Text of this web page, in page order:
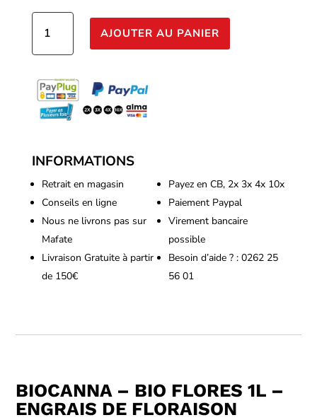
quantité
Biocanna
Bio
Flores
1L
AJOUTER AU PANIER
INFORMATIONS
Retrait en magasin
Conseils en ligne
Nous ne livrons pas sur
Mafate
Livraison Gratuite à partir
de 150€
Payez en CB, 2x 3x 4x 10x
Paiement Paypal
Virement bancaire
possible
Besoin d’aide ? : 0262 25
56 01
BIOCANNA – BIO FLORES 1L –
ENGRAIS DE FLORAISON